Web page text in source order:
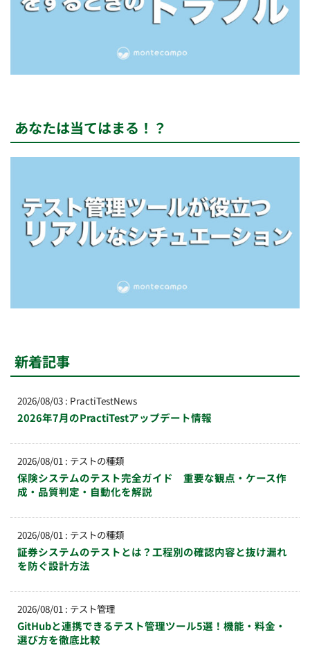
あなたは当てはまる！？
新着記事
2026/08/03 : PractiTestNews
2026年7月のPractiTestアップデート情報
2026/08/01 : テストの種類
保険システムのテスト完全ガイド 重要な観点・ケース作
成・品質判定・自動化を解説
2026/08/01 : テストの種類
証券システムのテストとは？工程別の確認内容と抜け漏れ
を防ぐ設計方法
2026/08/01 : テスト管理
GitHubと連携できるテスト管理ツール5選！機能・料金・
選び方を徹底比較